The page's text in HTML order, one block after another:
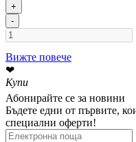
+
-
Вижте повече
❤
Купи
Абонирайте се за новини
Бъдете едни от първите,
специални оферти!